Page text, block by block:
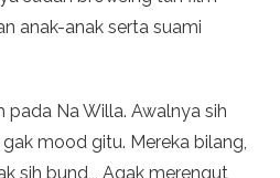
anak-anak serta suami
pada Na Willa. Awalnya sih
mood gitu. Mereka bilang,
sih bund,,, Agak merengut